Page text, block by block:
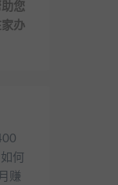
您
办
何
赚